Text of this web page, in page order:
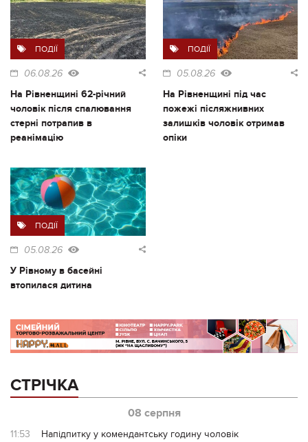
ПОДІЇ
06.08.26
На Рівненщині 62-річний
чоловік після спалювання
стерні потрапив в
реанімацію
ПОДІЇ
05.08.26
На Рівненщині під час
пожежі післяжнивних
залишків чоловік отримав
опіки
ПОДІЇ
05.08.26
У Рівному в басейні
втопилася дитина
СТРІЧКА
08 серпня
11:53
Напідпитку у комендантську годину чоловік